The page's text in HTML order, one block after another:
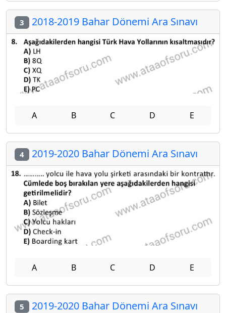
3 2018-2019 Bahar Dönemi Ara Sınavı
A B C D E
4 2019-2020 Bahar Dönemi Ara Sınavı
A B C D E
5 2019-2020 Bahar Dönemi Ara Sınavı